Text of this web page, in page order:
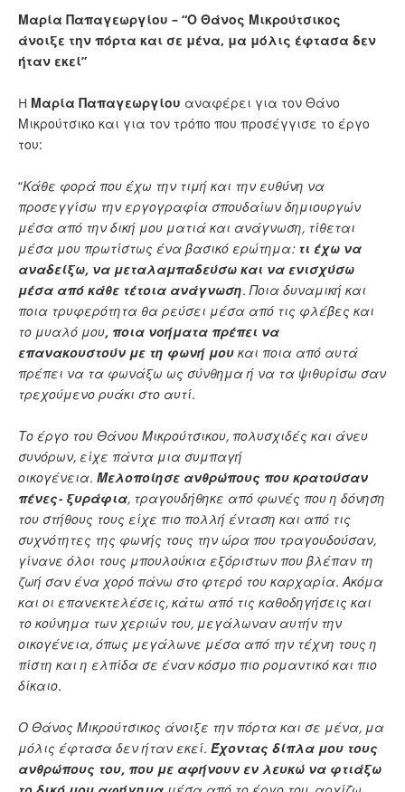
Μαρία Παπαγεωργίου – “Ο Θάνος Μικρούτσικος
άνοιξε την πόρτα και σε μένα, μα μόλις έφτασα δεν
ήταν εκεί”
H Μαρία Παπαγεωργίου αναφέρει για τον Θάνο
Μικρούτσικο και για τον τρόπο που προσέγγισε το έργο
του:
“Κάθε φορά που έχω την τιμή και την ευθύνη να
προσεγγίσω την εργογραφία σπουδαίων δημιουργών
μέσα από την δική μου ματιά και ανάγνωση, τίθεται
μέσα μου πρωτίστως ένα βασικό ερώτημα:τι έχω να
αναδείξω, να μεταλαμπαδεύσω και να ενισχύσω
μέσα από κάθε τέτοια ανάγνωση. Ποια δυναμική και
ποια τρυφερότητα θα ρεύσει μέσα από τις φλέβες και
το μυαλό μου, ποια νοήματα πρέπει να
επανακουστούν με τη φωνή μου και ποια από αυτά
πρέπει να τα φωνάξω ως σύνθημα ή να τα ψιθυρίσω σαν
τρεχούμενο ρυάκι στο αυτί.
Το έργο του Θάνου Μικρούτσικου, πολυσχιδές και άνευ
συνόρων, είχε πάντα μια συμπαγή
οικογένεια. Μελοποίησε ανθρώπους που κρατούσαν
πένες- ξυράφια, τραγουδήθηκε από φωνές που η δόνηση
του στήθους τους είχε πιο πολλή ένταση και από τις
συχνότητες της φωνής τους την ώρα που τραγουδούσαν,
γίνανε όλοι τους μπουλούκια εξόριστων που βλέπαν τη
ζωή σαν ένα χορό πάνω στο φτερό του καρχαρία. Ακόμα
και οι επανεκτελέσεις, κάτω από τις καθοδηγήσεις και
το κούνημα των χεριών του, μεγάλωναν αυτήν την
οικογένεια, όπως μεγάλωνε μέσα από την τέχνη τους η
πίστη και η ελπίδα σε έναν κόσμο πιο ρομαντικό και πιο
δίκαιο.
Ο Θάνος Μικρούτσικος άνοιξε την πόρτα και σε μένα, μα
μόλις έφτασα δεν ήταν εκεί. Έχοντας δίπλα μου τους
ανθρώπους του, που με αφήνουν εν λευκώ να φτιάξω